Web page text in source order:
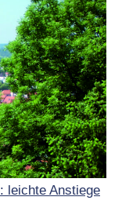
leichte Anstiege